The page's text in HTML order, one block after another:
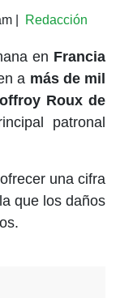
| Redacción
en Francia
a más de mil
Roux de
patronal
una cifra
que los daños